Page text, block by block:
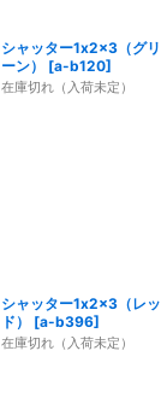
シャッター1x2x3（グリ
ーン）
[a-b120]
在庫切れ（入荷未定）
シャッター1x2x3（レッ
ド）
[a-b396]
在庫切れ（入荷未定）